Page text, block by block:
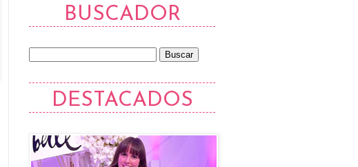
BUSCADOR
DESTACADOS